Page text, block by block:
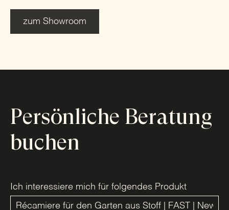
zum Showroom
Persönliche Beratung
buchen
Ich interessiere mich für folgendes Produkt